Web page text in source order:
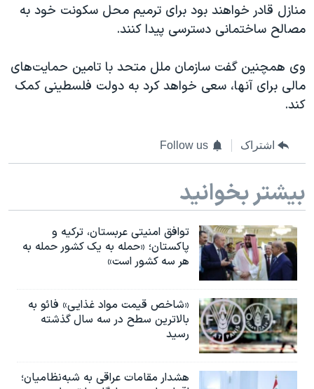
چهل سال گروگان‌گیری
قانون شفافیت دارائی کادر رهبری ایران
اسرائیل در جنگ
نرگس محمدی برنده جایزه نوبل صلح
سفر پرزیدنت ترامپ به چین
منازل قادر خواهند بود برای ترمیم محل سکونت خود به
مصالح ساختمانی دسترسی پیدا کنند.
وی همچنین گفت سازمان ملل متحد با تامین حمایت‌های
مالی برای آنها، سعی خواهد کرد به دولت فلسطینی کمک
کند.
اشتراک Follow us
بیشتر بخوانید
توافق امنیتی عربستان، ترکیه و
پاکستان؛ «حمله به یک کشور حمله به
هر سه کشور است»
«شاخص قیمت مواد غذایی» فائو به
بالاترین سطح در سه سال گذشته
رسید
هشدار مقامات عراقی به شبه‌نظامیان؛